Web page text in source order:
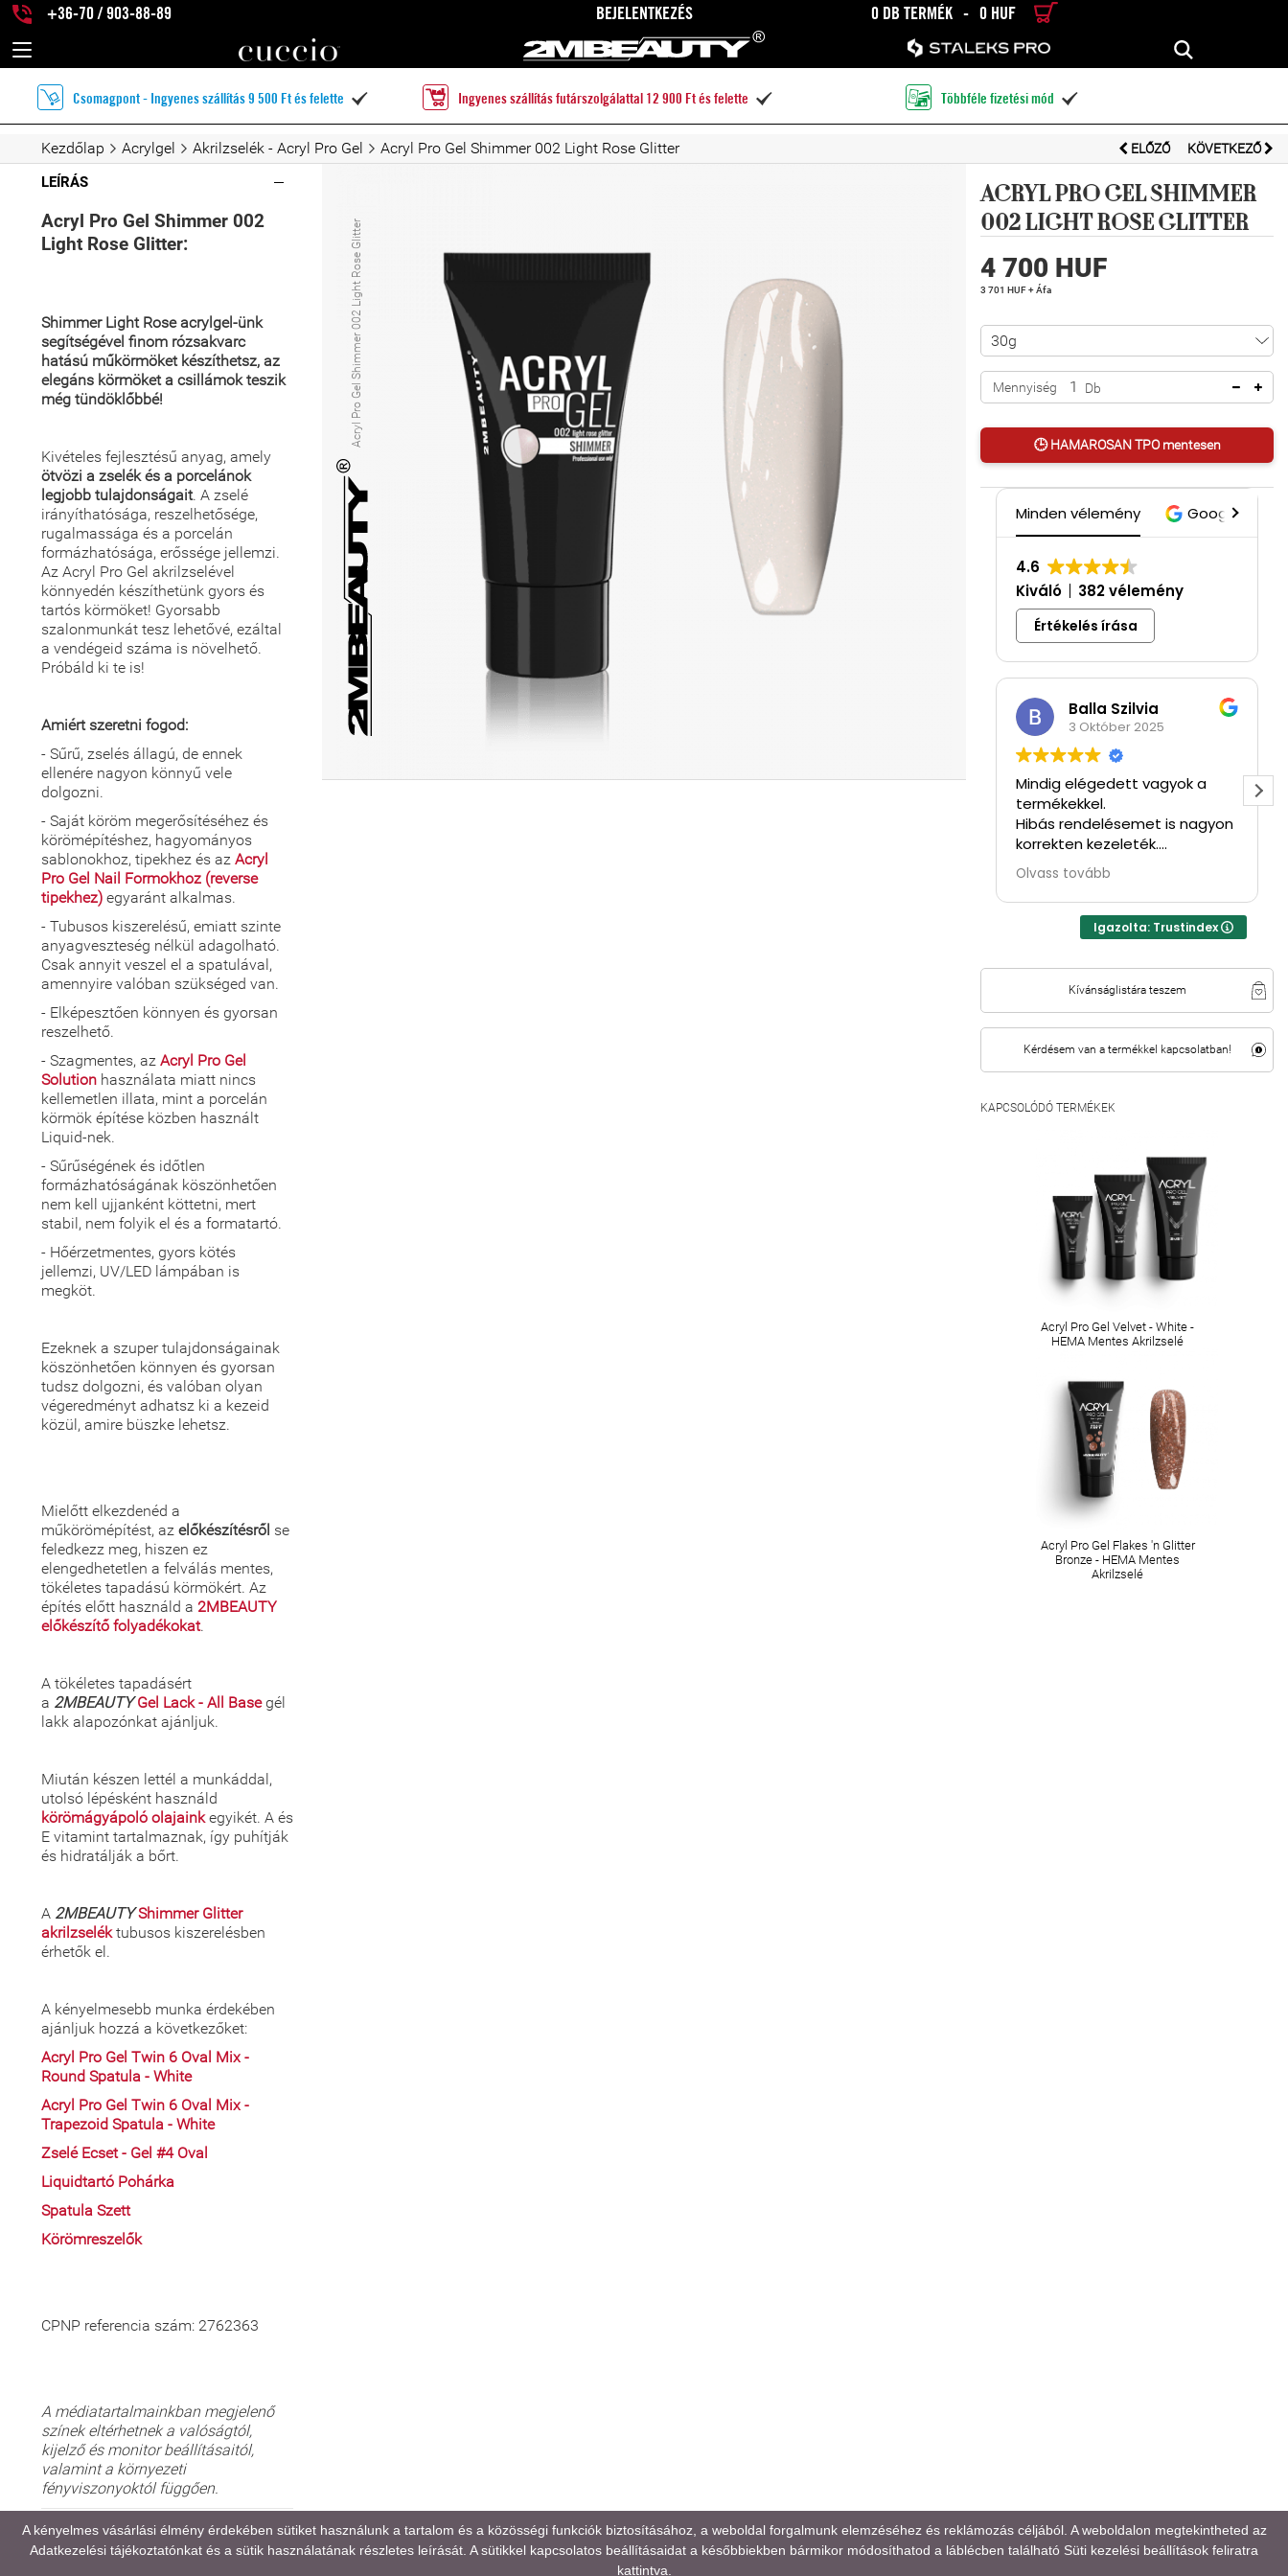
+36-70 / 903-88-89 BEJELENTKEZÉS 0 DB TERMÉK - 0 HUF
RÉSZLETES KERESÉS KERESÉS
Csomagpont - Ingyenes szállítás 9 500 Ft és felette  Ingyenes szállítás futárszolgálattal 12 900 Ft és felette  Többféle fizetési mód 
Kezdőlap Acrylgel Akrilzselék - Acryl Pro Gel Acryl Pro Gel Shimmer 002 Light Rose Glitter ELŐZŐ KÖVETKEZŐ
LEÍRÁS
Acryl Pro Gel Shimmer 002
Light Rose Glitter:
Shimmer Light Rose acrylgel-ünk
segítségével finom rózsakvarc
hatású műkörmöket készíthetsz, az
elegáns körmöket a csillámok teszik
még tündöklőbbé!
Kivételes fejlesztésű anyag, amely
ötvözi a zselék és a porcelánok
legjobb tulajdonságait. A zselé
irányíthatósága, reszelhetősége,
rugalmassága és a porcelán
formázhatósága, erőssége jellemzi.
Az Acryl Pro Gel akrilzselével
könnyedén készíthetünk gyors és
tartós körmöket! Gyorsabb
szalonmunkát tesz lehetővé, ezáltal
a vendégeid száma is növelhető.
Próbáld ki te is!
Amiért szeretni fogod:
- Sűrű, zselés állagú, de ennek
ellenére nagyon könnyű vele
dolgozni.
- Saját köröm megerősítéséhez és
körömépítéshez, hagyományos
sablonokhoz, tipekhez és az Acryl
Pro Gel Nail Formokhoz (reverse
tipekhez) egyaránt alkalmas.
- Tubusos kiszerelésű, emiatt szinte
anyagveszteség nélkül adagolható.
Csak annyit veszel el a spatulával,
amennyire valóban szükséged van.
- Elképesztően könnyen és gyorsan
reszelhető.
- Szagmentes, az Acryl Pro Gel
Solution használata miatt nincs
kellemetlen illata, mint a porcelán
körmök építése közben használt
Liquid-nek.
- Sűrűségének és időtlen
formázhatóságának köszönhetően
nem kell ujjanként köttetni, mert
stabil, nem folyik el és a formatartó.
- Hőérzetmentes, gyors kötés
jellemzi, UV/LED lámpában is
megköt.
Ezeknek a szuper tulajdonságainak
köszönhetően könnyen és gyorsan
tudsz dolgozni, és valóban olyan
végeredményt adhatsz ki a kezeid
közül, amire büszke lehetsz.
Mielőtt elkezdenéd a
műkörömépítést, az előkészítésről se
feledkezz meg, hiszen ez
elengedhetetlen a felválás mentes,
tökéletes tapadású körmökért. Az
építés előtt használd a 2MBEAUTY
előkészítő folyadékokat.
A tökéletes tapadásért
a 2MBEAUTY Gel Lack - All Basegél
lakk alapozónkat ajánljuk.
Miután készen lettél a munkáddal,
utolsó lépésként használd
körömágyápoló olajainkegyikét. A és
E vitamint tartalmaznak, így puhítják
és hidratálják a bőrt.
A 2MBEAUTY Shimmer Glitter
akrilzseléktubusos kiszerelésben
érhetők el.
A kényelmesebb munka érdekében
ajánljuk hozzá a következőket:
Acryl Pro Gel Twin 6 Oval Mix -
Round Spatula - White
Acryl Pro Gel Twin 6 Oval Mix -
Trapezoid Spatula - White
Zselé Ecset - Gel #4 Oval
Liquidtartó Pohárka
Spatula Szett
Körömreszelők
CPNP referencia szám: 2762363
A médiatartalmainkban megjelenő
színek eltérhetnek a valóságtól,
kijelző és monitor beállításaitól,
valamint a környezeti
fényviszonyoktól függően.
GYAKORI KÉRDÉSEK (FAQ)
Acryl Pro Gel Shimmer 002 Light Rose Glitter
ACRYL PRO GEL SHIMMER
002 LIGHT ROSE GLITTER
4 700 HUF
3 701 HUF + Áfa
Mennyiség Db
🕒 HAMAROSAN TPO mentesen
Minden vélemény Google
4.6
Kiváló
382 vélemény
Értékelés írása
Balla Szilvia
3 Október 2025
Mindig elégedett vagyok a
termékekkel.
Hibás rendelésemet is nagyon
korrekten kezeleték.
Kedves, segítőkész csapat😍
Olvass tovább
Igazolta: Trustindex
Kívánságlistára teszem
Kérdésem van a termékkel kapcsolatban!
KAPCSOLÓDÓ TERMÉKEK
Acryl Pro Gel Velvet - White -
HEMA Mentes Akrilzselé
Acryl Pro Gel Flakes 'n Glitter
Bronze - HEMA Mentes
Akrilzselé
A kényelmes vásárlási élmény érdekében sütiket használunk a tartalom és a közösségi funkciók biztosításához, a weboldal forgalmunk elemzéséhez és reklámozás céljából. A weboldalon megtekintheted az
Adatkezelési tájékoztatónkat és a sütik használatának részletes leírását. A sütikkel kapcsolatos beállításaidat a későbbiekben bármikor módosíthatod a láblécben található Süti kezelési beállítások feliratra
kattintva.